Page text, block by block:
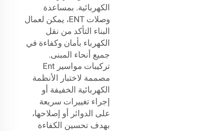
الكهربائية. بمساعدة
وصلات ENT، يمكن لعمال
البناء التأكد من نقل
الكهرباء بأمان وكفاءة في
جميع أنحاء المبنى.
تركيبات مواسير Ent
مصممة لاختبار الأنظمة
الكهربائية الخفيفة أو
إجراء تغييرات سريعة
على الدوائر أو إصلاحها،
بهدف تحسين الكفاءة